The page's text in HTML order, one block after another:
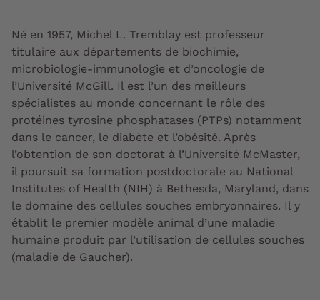
Né en 1957, Michel L. Tremblay est professeur
titulaire aux départements de biochimie,
microbiologie-immunologie et d’oncologie de
l’Université McGill. Il est l’un des meilleurs
spécialistes au monde concernant le rôle des
protéines tyrosine phosphatases (PTPs) notamment
dans le cancer, le diabète et l’obésité. Après
l’obtention de son doctorat à l’Université McMaster,
il poursuit sa formation postdoctorale au National
Institutes of Health (NIH) à Bethesda, Maryland, dans
le domaine des cellules souches embryonnaires. Il y
établit le premier modèle animal d’une maladie
humaine produit par l’utilisation de cellules souches
(maladie de Gaucher).